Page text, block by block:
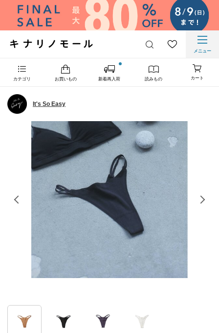
メニュー
カテゴリ お買いもの 新着再入荷 読みもの カート
It's So Easy